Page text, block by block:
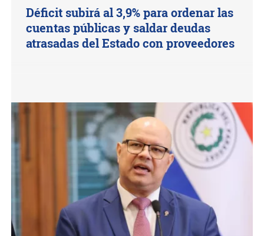
Déficit subirá al 3,9% para ordenar las
cuentas públicas y saldar deudas
atrasadas del Estado con proveedores